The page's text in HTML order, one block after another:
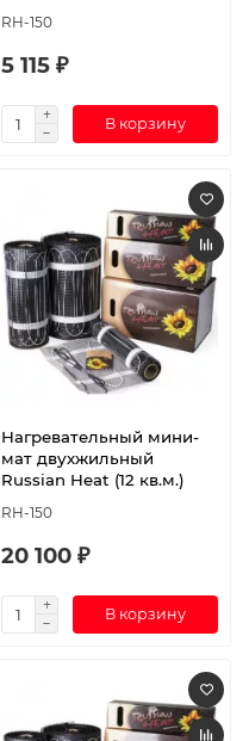
RH-150
5 115 ₽
В корзину
Нагревательный мини-
мат двухжильный
Russian Heat (12 кв.м.)
RH-150
20 100 ₽
В корзину